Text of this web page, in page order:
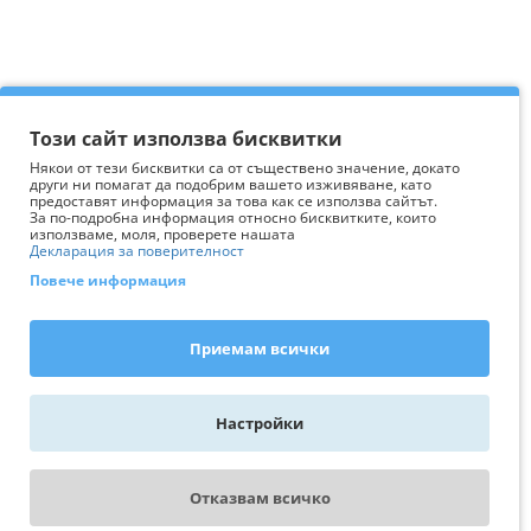
WhatsApp - пиши ни
Този сайт използва бисквитки
Някои от тези бисквитки са от съществено значение, докато
други ни помагат да подобрим вашето изживяване, като
предоставят информация за това как се използва сайтът.
За по-подробна информация относно бисквитките, които
използваме, моля, проверете нашата
Декларация за поверителност
Повече информация
Приемам всички
Настройки
Отказвам всичко